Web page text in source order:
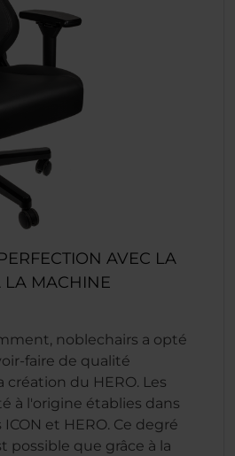
AVEC LA
LA MACHINE
noblechairs a opté
faire de qualité
création du HERO. Les
à l'origine établies dans
ICON et HERO. Ce degré
possible que grâce à la